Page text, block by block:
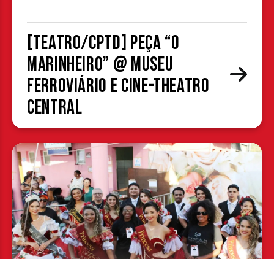
[TEATRO/CPTD] Peça “O
Marinheiro” @ Museu
Ferroviário e Cine-Theatro
Central